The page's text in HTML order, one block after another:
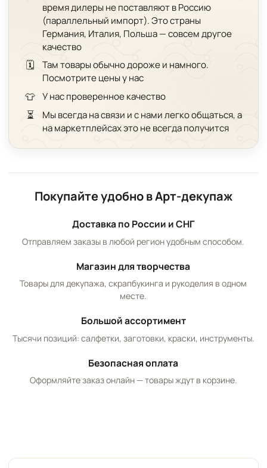
время дилеры не поставляют в Россию
(параллельный импорт). Это страны
Германия, Италия, Польша — совсем другое
качество
🗓️
Там товары обычно дороже и намного.
Посмотрите цены у нас
👕 У нас проверенное качество
⏳
Мы всегда на связи и с нами легко общаться, а
на маркетплейсах это не всегда получится
Покупайте удобно в Арт-декупаж
Доставка по России и СНГ
Отправляем заказы в любой регион удобным способом.
Магазин для творчества
Товары для декупажа, скрапбукинга и рукоделия в одном
месте.
Большой ассортимент
Тысячи позиций: салфетки, заготовки, краски, инструменты.
Безопасная оплата
Оформляйте заказ онлайн — товары ждут в корзине.